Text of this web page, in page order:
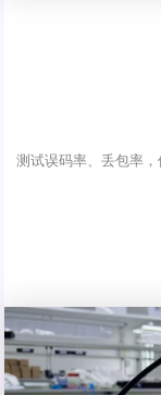
测试误码率、丢包率，